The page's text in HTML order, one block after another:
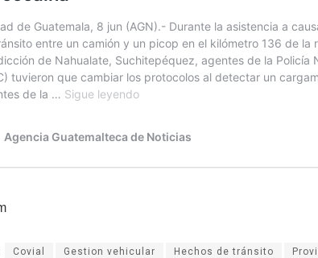
Covial Gestion vehicular Hechos de tránsito